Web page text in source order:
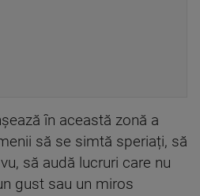
în această zonă a
să se simtă speriați, să
să audă lucruri care nu
gust sau un miros